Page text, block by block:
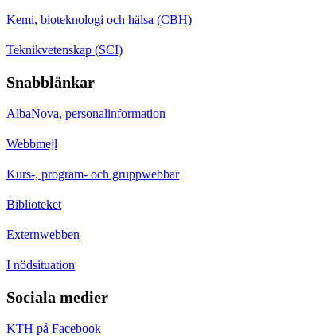
Kemi, bioteknologi och hälsa (CBH)
Teknikvetenskap (SCI)
Snabblänkar
AlbaNova, personalinformation
Webbmejl
Kurs-, program- och gruppwebbar
Biblioteket
Externwebben
I nödsituation
Sociala medier
KTH på Facebook